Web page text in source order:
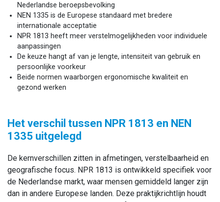
Nederlandse beroepsbevolking
NEN 1335 is de Europese standaard met bredere
internationale acceptatie
NPR 1813 heeft meer verstelmogelijkheden voor individuele
aanpassingen
De keuze hangt af van je lengte, intensiteit van gebruik en
persoonlijke voorkeur
Beide normen waarborgen ergonomische kwaliteit en
gezond werken
Het verschil tussen NPR 1813 en NEN
1335 uitgelegd
De kernverschillen zitten in afmetingen, verstelbaarheid en
geografische focus. NPR 1813 is ontwikkeld specifiek voor
de Nederlandse markt, waar mensen gemiddeld langer zijn
dan in andere Europese landen. Deze praktijkrichtlijn houdt